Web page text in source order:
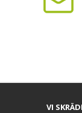
VI